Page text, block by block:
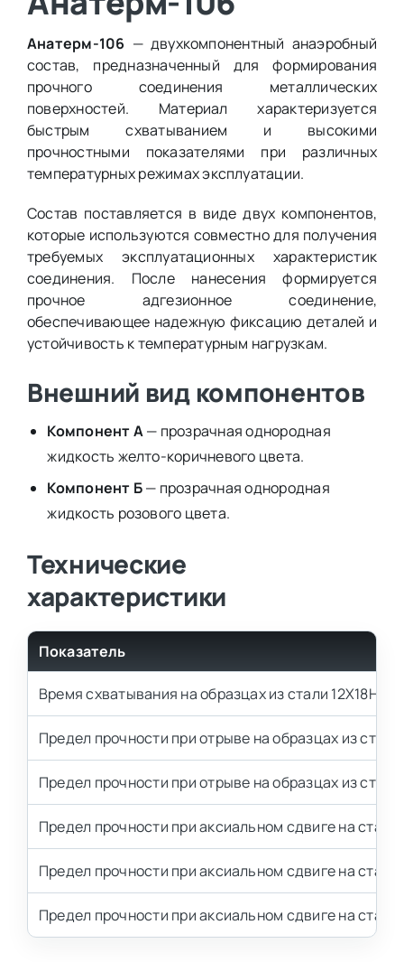
Анатерм-106 — двухкомпонентный анаэробный
состав, предназначенный для формирования
прочного соединения металлических
поверхностей. Материал характеризуется
быстрым схватыванием и высокими
прочностными показателями при различных
температурных режимах эксплуатации.
Состав поставляется в виде двух компонентов,
которые используются совместно для получения
требуемых эксплуатационных характеристик
соединения. После нанесения формируется
прочное адгезионное соединение,
обеспечивающее надежную фиксацию деталей и
устойчивость к температурным нагрузкам.
Внешний вид компонентов
Компонент А— прозрачная однородная
жидкость желто-коричневого цвета.
Компонент Б— прозрачная однородная
жидкость розового цвета.
Технические
характеристики
Показатель
Время схватывания на образцах из стали
Предел прочности при отрыве на образцах из
Предел прочности при отрыве на образцах из
Предел прочности при аксиальном сдвиге на
Предел прочности при аксиальном сдвиге на
Предел прочности при аксиальном сдвиге на